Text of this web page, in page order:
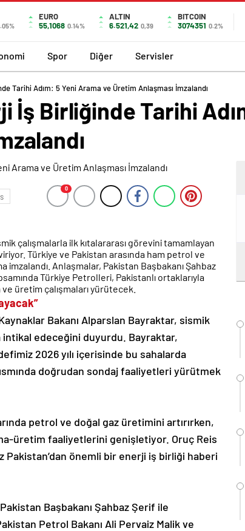
EURO
55,1068 0.14%
ALTIN
6.521,42 0,39
BITCOIN
3074351 0.2%
Spor Diğer Servisler
Tarihi Adım: 5 Yeni Arama ve Üretim Anlaşması İmzalandı
İş Birliğinde Tarihi
0
çalışmalarla ilk kıtalararası görevini tamamlayan
Türkiye ve Pakistan arasında ham petrol ve
Anlaşmalar, Pakistan Başbakanı Şahbaz
Türkiye Petrolleri, Pakistanlı ortaklarıyla
üretim çalışmaları yürütecek.
Bakanı Alparslan Bayraktar, sismik
intikal edeceğini duyurdu. Bayraktar,
2026 yılı içerisinde bu sahalarda
doğrudan sondaj faaliyetleri yürütmek
petrol ve doğal gaz üretimini artırırken,
üretim faaliyetlerini genişletiyor. Oruç Reis
Pakistan’dan önemli bir enerji iş birliği haberi
Başbakanı Şahbaz Şerif ile
Petrol Bakanı Ali Pervaiz Malik ve